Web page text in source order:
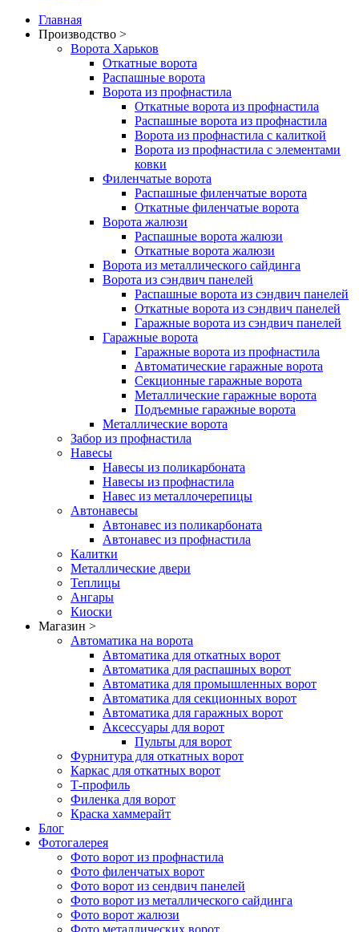
Главная
Производство >
Ворота Харьков
Откатные ворота
Распашные ворота
Ворота из профнастила
Откатные ворота из профнастила
Распашные ворота из профнастила
Ворота из профнастила с калиткой
Ворота из профнастила с элементами
ковки
Филенчатые ворота
Распашные филенчатые ворота
Откатные филенчатые ворота
Ворота жалюзи
Распашные ворота жалюзи
Откатные ворота жалюзи
Ворота из металлического сайдинга
Ворота из сэндвич панелей
Распашные ворота из сэндвич панелей
Откатные ворота из сэндвич панелей
Гаражные ворота из сэндвич панелей
Гаражные ворота
Гаражные ворота из профнастила
Автоматические гаражные ворота
Секционные гаражные ворота
Металлические гаражные ворота
Подъемные гаражные ворота
Металлические ворота
Забор из профнастила
Навесы
Навесы из поликарбоната
Навесы из профнастила
Навес из металлочерепицы
Автонавесы
Автонавес из поликарбоната
Автонавес из профнастила
Калитки
Металлические двери
Теплицы
Ангары
Киоски
Магазин >
Автоматика на ворота
Автоматика для откатных ворот
Автоматика для распашных ворот
Автоматика для промышленных ворот
Автоматика для секционных ворот
Автоматика для гаражных ворот
Аксессуары для ворот
Пульты для ворот
Фурнитура для откатных ворот
Каркас для откатных ворот
Т-профиль
Филенка для ворот
Краска хаммерайт
Блог
Фотогалерея
Фото ворот из профнастила
Фото филенчатых ворот
Фото ворот из сендвич панелей
Фото ворот из металлического сайдинга
Фото ворот жалюзи
Фото металлических ворот